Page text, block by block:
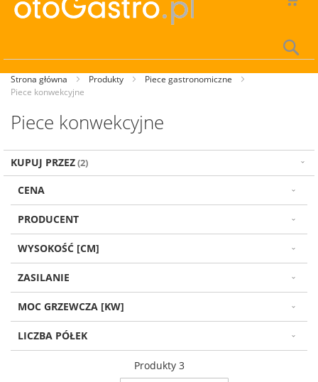
Strona główna Produkty
Piece gastronomiczne
Piece konwekcyjne
Piece konwekcyjne
Produkty 3
KUPUJ PRZEZ
CENA
PRODUCENT
WYSOKOŚĆ [CM]
ZASILANIE
MOC GRZEWCZA [KW]
LICZBA PÓŁEK